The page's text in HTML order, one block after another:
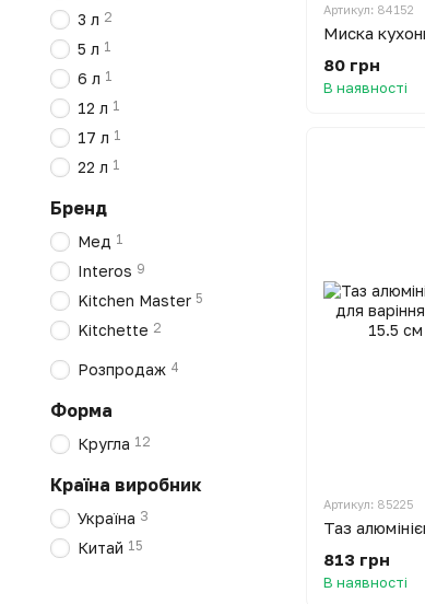
Артикул: 84152
80 грн
В наявності
Артикул: 85225
813 грн
В наявності
3 л 2
5 л 1
6 л 1
12 л 1
17 л 1
22 л 1
Бренд
Мед 1
Interos 9
Kitchen Master 5
Kitchette 2
Розпродаж 4
Форма
Кругла 12
Країна виробник
Україна 3
Китай 15